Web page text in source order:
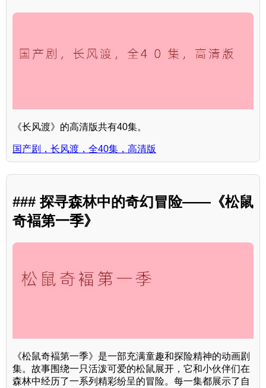
《长风渡》的高清版共有40集。
国产剧，长风渡，全40集，高清版
### 探寻森林中的奇幻冒险——《松鼠
奇褔第一季》
《松鼠奇褔第一季》是一部充满童趣和探险精神的动画剧
集。故事围绕一只活泼可爱的松鼠展开，它和小伙伴们在
森林中经历了一系列精彩纷呈的冒险。每一集都展示了自